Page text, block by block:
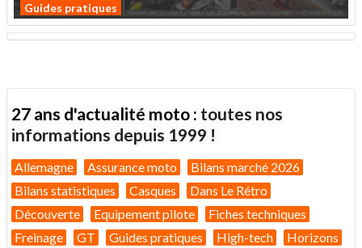
Guides pratiques
27 ans d'actualité moto : toutes nos
informations depuis 1999 !
Allemagne Assurance moto
Bilans marché 2026
Bilans statistiques
Casques
Dans Le Rétro
Découverte
Equipement pilote
Fiches techniques
Freinage
GT Guides pratiques High-tech Horizons